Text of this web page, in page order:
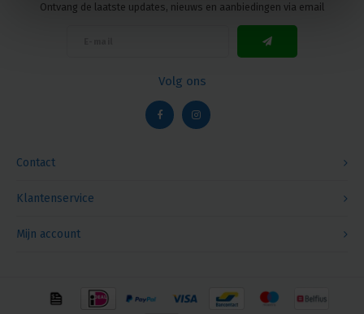
Contact
Ontvang de laatste updates, nieuws en aanbiedingen via email
Volg ons
Klantenservice
Mijn account